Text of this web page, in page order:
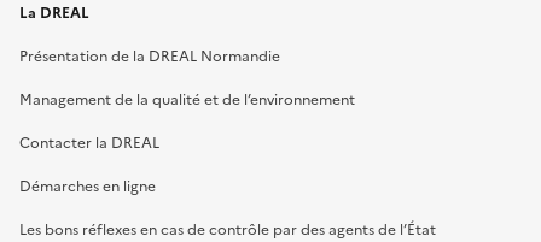
La DREAL
Présentation de la DREAL Normandie
Management de la qualité et de l’environnement
Contacter la DREAL
Démarches en ligne
Les bons réflexes en cas de contrôle par des agents de l’État